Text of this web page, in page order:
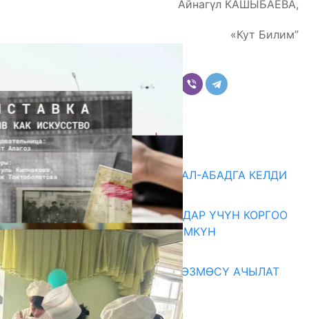
Айнагүл КАШЫБАЕВА,
«Кут Билим”
Комментарийлер
Акыркы жаңылыктар
«БИРИМДИК КЕРБЕНИ» ЖАЛАЛ-АБАДГА КЕЛДИ
07.08.2026
КОРРУПЦИЯНЫ КАБАРЛАГАНДАР ҮЧҮН КОРГОО
ЧАРАЛАРЫ КҮЧӨТҮЛҮШҮ МҮМКҮН
«АРХИВ – ИСКУССТВО» КӨРГӨЗМӨСҮ АЧЫЛАТ
07.08.2026
Абитуриент